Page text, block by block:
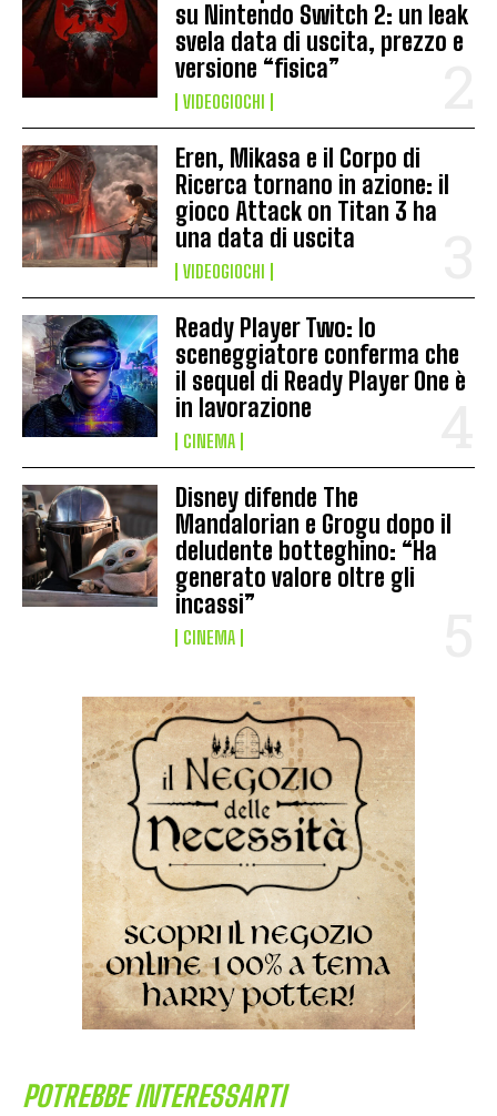
su Nintendo Switch 2: un leak
svela data di uscita, prezzo e
versione “fisica”
VIDEOGIOCHI
Eren, Mikasa e il Corpo di
Ricerca tornano in azione: il
gioco Attack on Titan 3 ha
una data di uscita
VIDEOGIOCHI
Ready Player Two: lo
sceneggiatore conferma che
il sequel di Ready Player One è
in lavorazione
CINEMA
Disney difende The
Mandalorian e Grogu dopo il
deludente botteghino: “Ha
generato valore oltre gli
incassi”
CINEMA
POTREBBE INTERESSARTI